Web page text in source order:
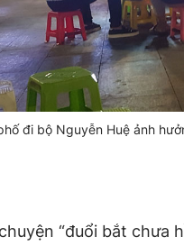
đi bộ Nguyễn Huệ ảnh
“đuổi bắt chưa